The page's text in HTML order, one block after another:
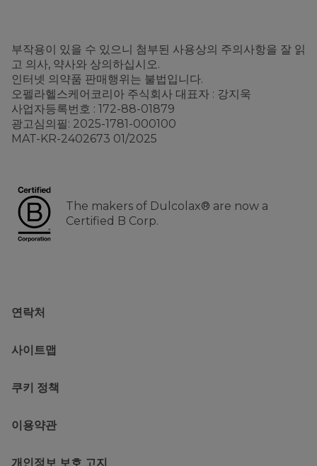
부작용이 있을 수 있으니 첨부된 사용상의 주의사항을 잘 읽
고 의사, 약사와 상의하십시오.
인터넷 의약품 판매행위는 불법입니다.
오펠라헬스케어코리아 주식회사 대표자 : 강지욱
사업자등록번호 : 172-88-01879
광고심의필: 2025-1781-000100
MAT-KR-2402673 01/2025
The makers of Dulcolax® are now a
Certified B Corp.
연락처
사이트맵
쿠키 정책
이용약관
개인정보 보호 고지